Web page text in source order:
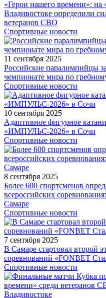
«Герои нашего времени»:
Владивостоке определили
ветеранов СВО
Спортивные новости
11 сентября 2025
Российские паралимпийцы
чемпионате мира по
Спортивные новости
10 сентября 2025
Адаптивное фигурное
«ИМПУЛЬС-2026» в Сочи
Спортивные новости
8 сентября 2025
Более 600 спортсменов
всероссийских
Самаре
Спортивные новости
7 сентября 2025
В Самаре стартовал второй
соревнований «FONBET
Спортивные новости